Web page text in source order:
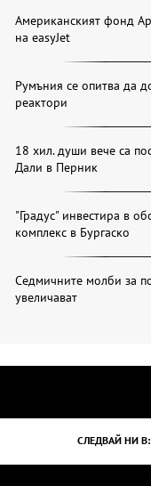
Американският фонд
на easyJet
Румъния се опитва да
реактори
18 хил. души вече са
Дали в Перник
"Градус" инвестира в
комплекс в Бургаско
Седмичните молби за
увеличават
СЛЕДВАЙ НИ В: